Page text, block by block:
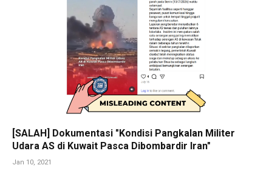
[SALAH] Dokumentasi "Kondisi Pangkalan Militer
Udara AS di Kuwait Pasca Dibombardir Iran"
Jan 10, 2021